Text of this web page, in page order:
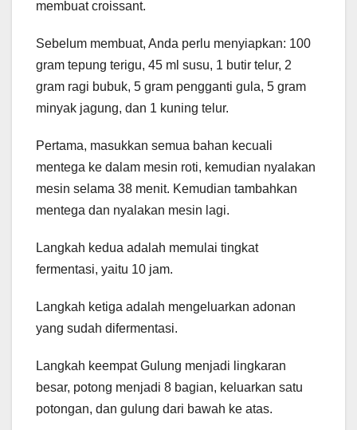
membuat croissant.
Sebelum membuat, Anda perlu menyiapkan: 100
gram tepung terigu, 45 ml susu, 1 butir telur, 2
gram ragi bubuk, 5 gram pengganti gula, 5 gram
minyak jagung, dan 1 kuning telur.
Pertama, masukkan semua bahan kecuali
mentega ke dalam mesin roti, kemudian nyalakan
mesin selama 38 menit. Kemudian tambahkan
mentega dan nyalakan mesin lagi.
Langkah kedua adalah memulai tingkat
fermentasi, yaitu 10 jam.
Langkah ketiga adalah mengeluarkan adonan
yang sudah difermentasi.
Langkah keempat Gulung menjadi lingkaran
besar, potong menjadi 8 bagian, keluarkan satu
potongan, dan gulung dari bawah ke atas.